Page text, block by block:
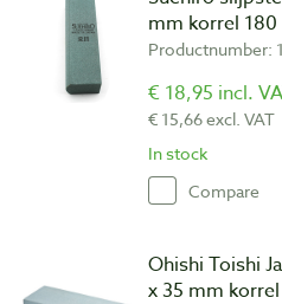
mm korrel 180
Productnumber:
€ 18,95 incl.
€ 15,66 excl. VAT
In stock
Compare
Ohishi Toishi
x 35 mm